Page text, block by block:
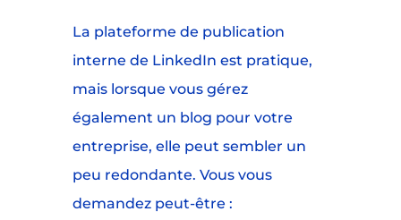
La plateforme de publication
interne de LinkedIn est pratique,
mais lorsque vous gérez
également un blog pour votre
entreprise, elle peut sembler un
peu redondante. Vous vous
demandez peut-être :